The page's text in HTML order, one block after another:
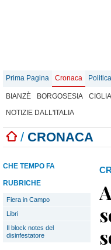
Prima Pagina Cronaca Politica
BIANZÈ BORGOSESIA
NOTIZIE DALL'ITALIA
/ CRONACA
CHE TEMPO FA
RUBRICHE
Fiera in Campo
Libri
Il block notes del
disinfestatore